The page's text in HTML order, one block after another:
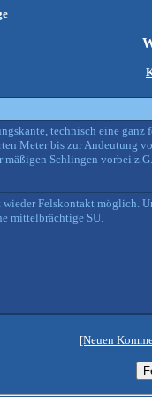
technisch eine
Meter bis zur Andeutung
mäßigen Schlingen vorbei z.G.
wieder Felskontakt möglich.
mittelbrächtige SU.
[Neuen